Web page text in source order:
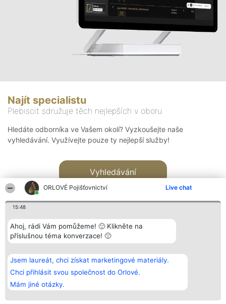
ORLOVÉ Pojišťovnictví Live chat
15:48
Ahoj, rádi Vám pomůžeme! 🙂 Klikněte na
příslušnou téma konverzace! 🙂
Jsem laureát, chci získat marketingové materiály.
Chci přihlásit svou společnost do Orlové.
Mám jiné otázky.
Najít specialistu
Plebiscit sdružuje těch nejlepších v oboru
Hledáte odborníka ve Vašem okolí? Vyzkoušejte naše
vyhledávání. Využívejte pouze ty nejlepší služby!
Vyhledávání
Bright Side Solutions sp. z o.
o. sp. k.
ul. Ruska 22
Wrocław 50-079
KRS 0000749100 | Regon
381313360 | NIP 8943132676
Vítězové
Seznam všech
laureátů
Zásady
Zásady
Kontakt